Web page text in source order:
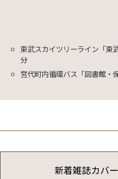
東武スカイツリーライン「東
分
宮代町内循環バス「図書館・
新着雑誌カバ